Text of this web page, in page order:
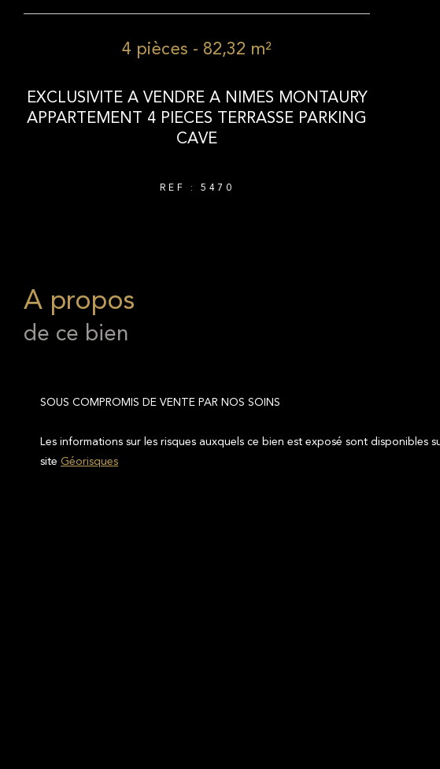
4 pièces - 82,32 m²
EXCLUSIVITE A VENDRE A NIMES MONTAURY
APPARTEMENT 4 PIECES TERRASSE PARKING
CAVE
REF : 5470
a propos
de ce bien
SOUS COMPROMIS DE VENTE PAR NOS SOINS
Les informations sur les risques auxquels ce bien est exposé sont disponibles
site Géorisques